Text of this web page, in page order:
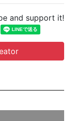
and support it!